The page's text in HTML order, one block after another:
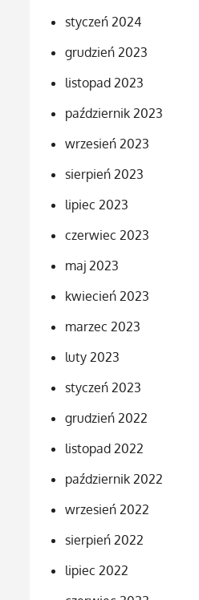
styczeń 2024
grudzień 2023
listopad 2023
październik 2023
wrzesień 2023
sierpień 2023
lipiec 2023
czerwiec 2023
maj 2023
kwiecień 2023
marzec 2023
luty 2023
styczeń 2023
grudzień 2022
listopad 2022
październik 2022
wrzesień 2022
sierpień 2022
lipiec 2022